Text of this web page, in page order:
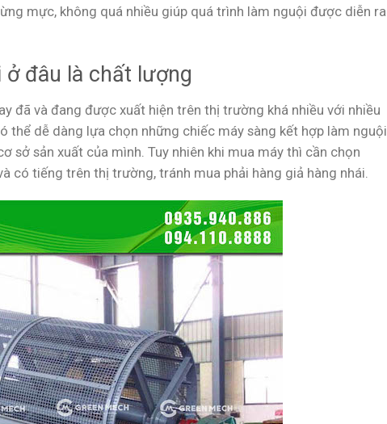
mực, không quá nhiều giúp quá trình làm nguội được diễn ra
đâu là chất lượng
đã và đang được xuất hiện trên thị trường khá nhiều với nhiều
thể dễ dàng lựa chọn những chiếc máy sàng kết hợp làm nguội
sở sản xuất của mình. Tuy nhiên khi mua máy thì cần chọn
có tiếng trên thị trường, tránh mua phải hàng giả hàng nhái.